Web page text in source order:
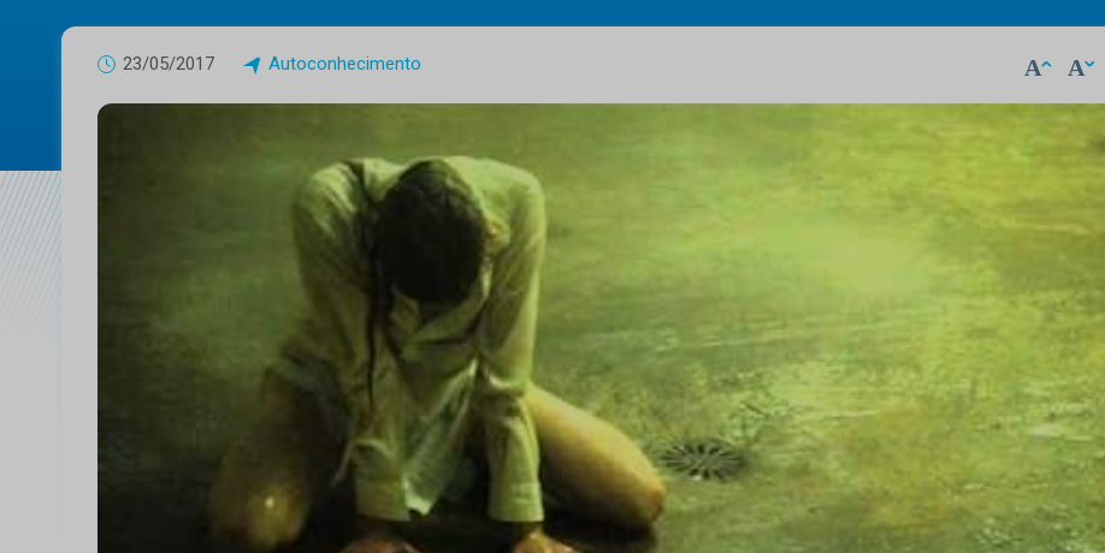
23/05/2017 Autoconhecimento